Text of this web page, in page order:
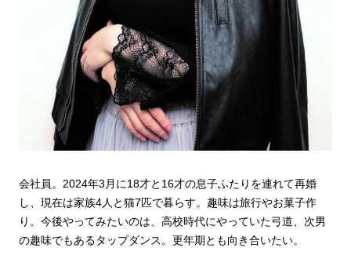
会社員。2024年3月に18才と16才の息子ふたりを連れて再婚
し、現在は家族4人と猫7匹で暮らす。趣味は旅行やお菓子作
り。今後やってみたいのは、高校時代にやっていた弓道、次男
の趣味でもあるタップダンス。更年期とも向き合いたい。